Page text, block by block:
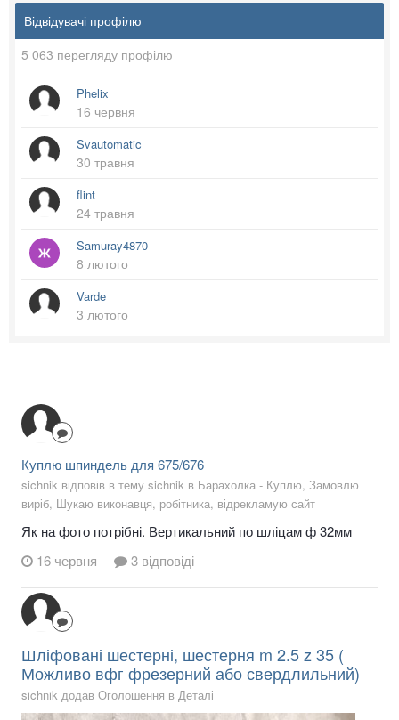
Відвідувачі профілю
5 063 перегляду профілю
Phelix
16 червня
Svautomatic
30 травня
flint
24 травня
Samuray4870
8 лютого
Varde
3 лютого
Куплю шпиндель для 675/676
sichnik відповів в тему sichnik в Барахолка - Куплю, Замовлю
виріб, Шукаю виконавця, робітника, відрекламую сайт
Як на фото потрібні. Вертикальний по шліцам ф 32мм
16 червня
3 відповіді
Шліфовані шестерні, шестерня m 2.5 z 35 (
Можливо вфг фрезерний або свердлильний)
sichnik додав Оголошення в Деталі